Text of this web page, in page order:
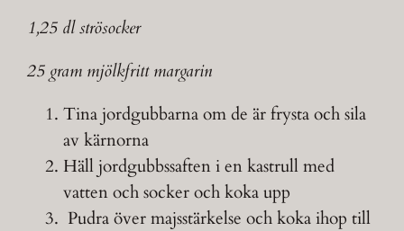
1,25 dl strösocker
25 gram mjölkfritt margarin
Tina jordgubbarna om de är frysta och sila
av kärnorna
Häll jordgubbssaften i en kastrull med
vatten och socker och koka upp
Pudra över majsstärkelse och koka ihop till